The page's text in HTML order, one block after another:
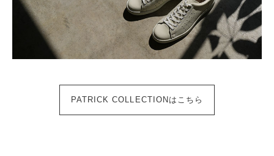
PATRICK COLLECTIONはこちら